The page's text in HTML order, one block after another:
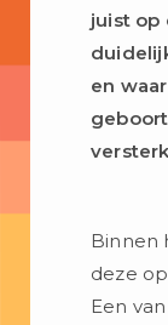
juist
en
Binnen
deze
Een